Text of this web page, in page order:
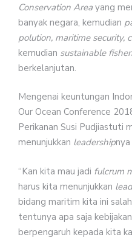
Conservation Area yang
banyak negara, kemudian
polution, maritime security,
kemudian sustainable
berkelanjutan.
Mengenai keuntungan
Our Ocean Conference
Perikanan Susi Pudjiastuti
menunjukkan leadership
“Kan kita mau jadi fulcrum
harus kita menunjukkan
bidang maritim kita ini
tentunya apa saja
berpengaruh kepada kita